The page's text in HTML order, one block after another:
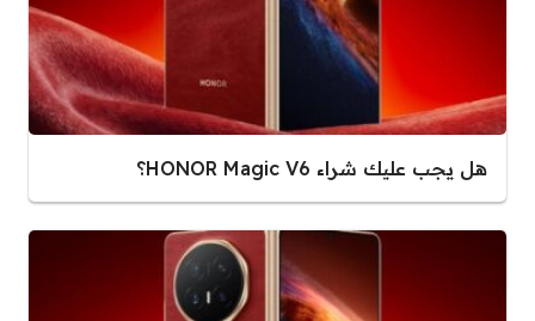
هل يجب عليك شراء HONOR Magic V6؟